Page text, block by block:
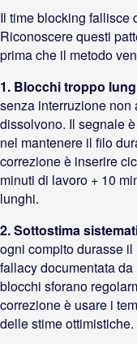
Il time blocking fallisce
Riconoscere questi
prima che il metodo
1. Blocchi troppo
senza interruzione
dissolvono. Il segnale
nel mantenere il filo
correzione è inserire
minuti di lavoro + 10
lunghi.
2. Sottostima
ogni compito durasse
fallacy documentata
blocchi sforano
correzione è usare i
delle stime ottimistiche.